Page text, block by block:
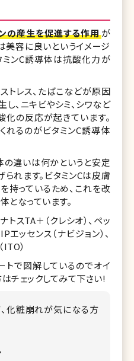
の産生を促進する作用が
美容に良いというイメージ
ミンC誘導体は抗酸化力が
トレス、たばこなどが原因
、ニキビやシミ、シワなど
化の反応が起きています。
れるのがビタミンC誘導体
の違いは何かというと安定
れます。ビタミンCは皮膚
持っているため、これを改
となっています。
スTA＋（クレシオ）、ペッ
エッセンス（ナビジョン）、
）
トで図解しているのでオイ
チェックしてみて下さい!
、化粧崩れが気になる方